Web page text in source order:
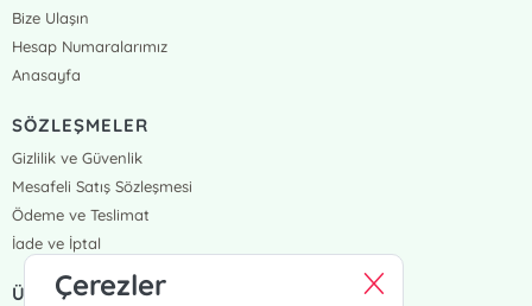
Bize Ulaşın
Hesap Numaralarımız
Anasayfa
SÖZLEŞMELER
Gizlilik ve Güvenlik
Mesafeli Satış Sözleşmesi
Ödeme ve Teslimat
İade ve İptal
ÜYELİK VE SİPARİŞ
Çerezler